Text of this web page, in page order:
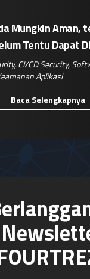
Mungkin Aman,
Tentu Dapat
,CI/CD Security,
Aplikasi
Baca Selengkapnya